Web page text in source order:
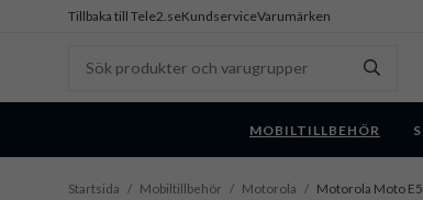
Tillbaka till Tele2.seKundserviceVarumärken
MOBILTILLBEHÖR
Startsida / Mobiltillbehör / Motorola / Motorola Moto E5